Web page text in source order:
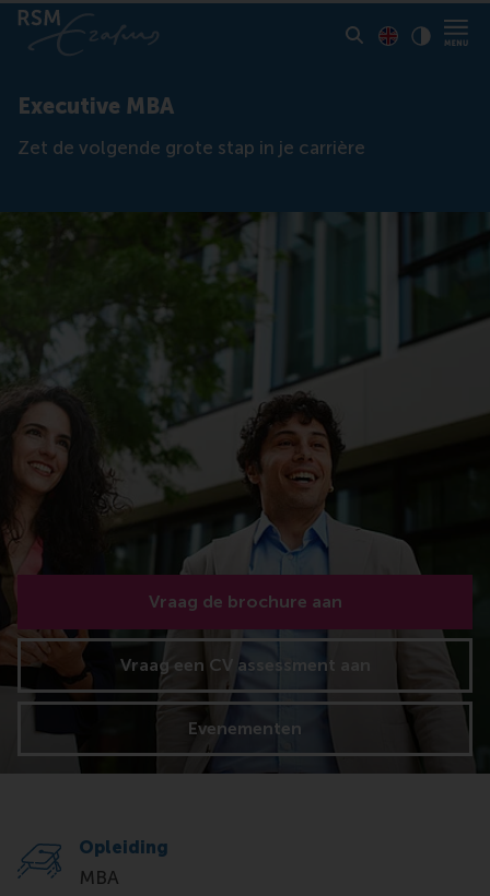
Executive MBA
Zet de volgende grote stap in je carrière
Vraag de brochure aan
Vraag een CV assessment aan
Evenementen
Opleiding
MBA